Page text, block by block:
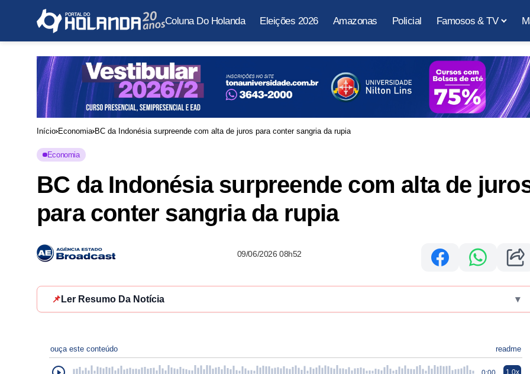
Coluna Do Holanda Eleições 2026 Amazonas Policial Famosos & TV
Início Economia BC da Indonésia surpreende com alta de juros para conter sangria da rupia
Economia
BC da Indonésia surpreende com alta de
para conter sangria da rupia
09/06/2026 08h52
📌 Ler Resumo Da Notícia ▾
ouça este conteúdo readme
1.0x